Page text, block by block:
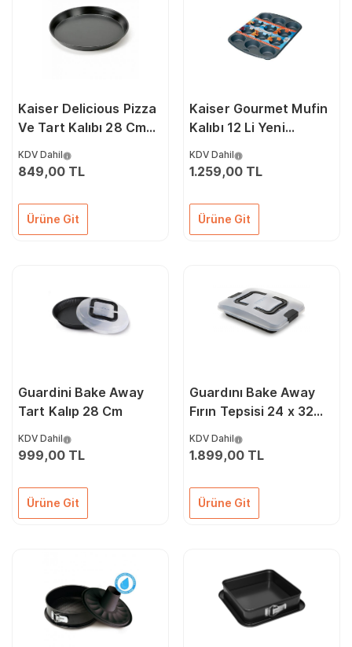
Kaiser Delicious Pizza
Ve Tart Kalıbı 28 Cm
KDV Dahil
849,00 TL
Ürüne Git
Kaiser Gourmet Mufin
Kalıbı 12 Li Yeni
KDV Dahil
1.259,00 TL
Ürüne Git
Guardini Bake Away
Tart Kalıp 28 Cm
KDV Dahil
999,00 TL
Ürüne Git
Guardını Bake Away
Fırın Tepsisi 24 x 32
KDV Dahil
1.899,00 TL
Ürüne Git